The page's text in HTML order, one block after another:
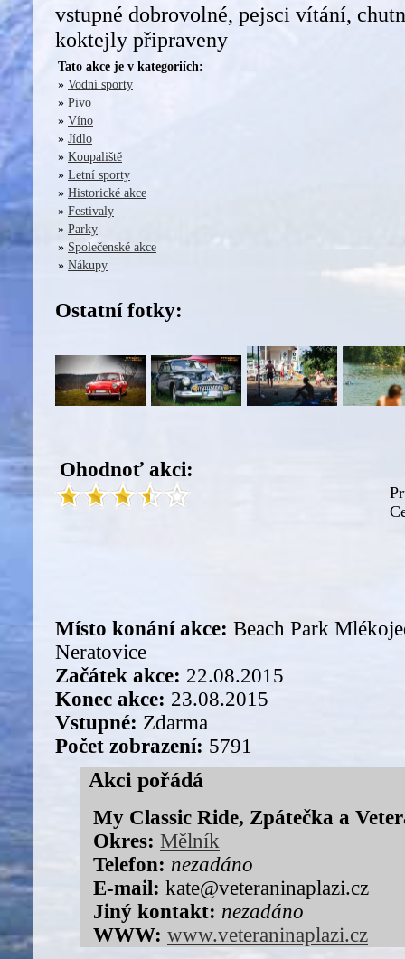
vstupné dobrovolné, pejsci vítání,
koktejly připraveny
Tato akce je v kategoriích:
» Vodní sporty
» Pivo
» Víno
» Jídlo
» Koupaliště
» Letní sporty
» Historické akce
» Festivaly
» Parky
» Společenské akce
» Nákupy
Ostatní fotky:
Ohodnoť akci:
Místo konání akce: Beach Park
Neratovice
Začátek akce: 22.08.2015
Konec akce: 23.08.2015
Vstupné: Zdarma
Počet zobrazení: 5791
Akci pořádá
My Classic Ride, Zpátečka a
Okres: Mělník
Telefon: nezadáno
E-mail: kate@veteraninaplazi.cz
Jiný kontakt: nezadáno
WWW: www.veteraninaplazi.cz